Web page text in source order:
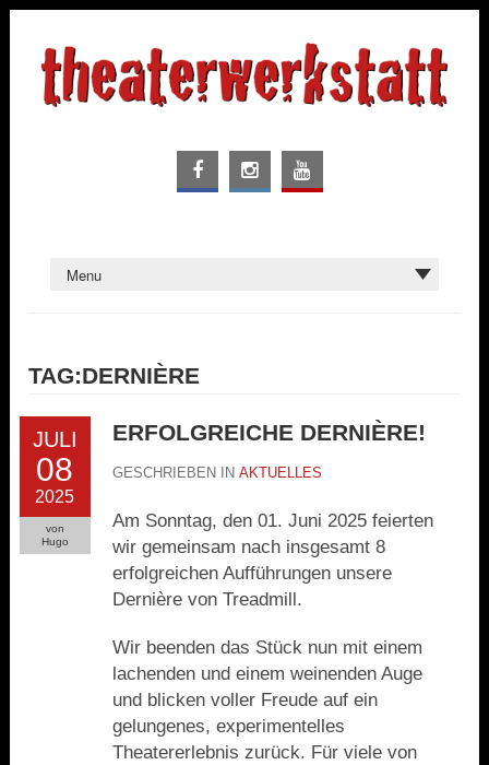
TAG:DERNIÈRE
JULI
08
2025
von
Hugo
ERFOLGREICHE DERNIÈRE!
GESCHRIEBEN IN AKTUELLES
Am Sonntag, den 01. Juni 2025 feierten
wir gemeinsam nach insgesamt 8
erfolgreichen Aufführungen unsere
Dernière von Treadmill.
Wir beenden das Stück nun mit einem
lachenden und einem weinenden Auge
und blicken voller Freude auf ein
gelungenes, experimentelles
Theatererlebnis zurück. Für viele von